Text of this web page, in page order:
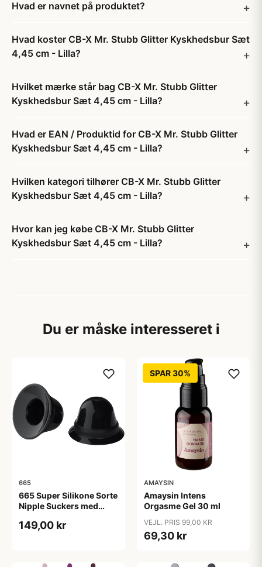
Hvad er navnet på produktet?
Hvad koster CB-X Mr. Stubb Glitter Kyskhedsbur Sæt
4,45 cm - Lilla?
Hvilket mærke står bag CB-X Mr. Stubb Glitter
Kyskhedsbur Sæt 4,45 cm - Lilla?
Hvad er EAN / Produktid for CB-X Mr. Stubb Glitter
Kyskhedsbur Sæt 4,45 cm - Lilla?
Hvilken kategori tilhører CB-X Mr. Stubb Glitter
Kyskhedsbur Sæt 4,45 cm - Lilla?
Hvor kan jeg købe CB-X Mr. Stubb Glitter
Kyskhedsbur Sæt 4,45 cm - Lilla?
Du er måske interesseret i
665
665 Super Silikone Sorte
Nipple Suckers med
149,00 kr
SPAR 30%
AMAYSIN
Amaysin Intens
Orgasme Gel 30 ml
VEJL. PRIS 99,00 KR
69,30 kr